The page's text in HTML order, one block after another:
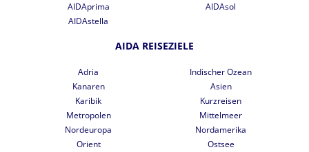
AIDAprima
AIDAsol
AIDAstella
AIDA REISEZIELE
Adria
Indischer Ozean
Kanaren
Asien
Karibik
Kurzreisen
Metropolen
Mittelmeer
Nordeuropa
Nordamerika
Orient
Ostsee